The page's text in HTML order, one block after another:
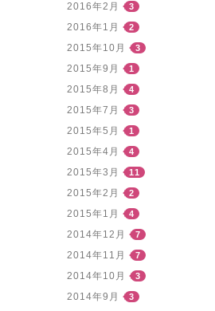
2016年2月 3
2016年1月 2
2015年10月 3
2015年9月 1
2015年8月 4
2015年7月 3
2015年5月 1
2015年4月 4
2015年3月 11
2015年2月 2
2015年1月 4
2014年12月 7
2014年11月 7
2014年10月 3
2014年9月 3